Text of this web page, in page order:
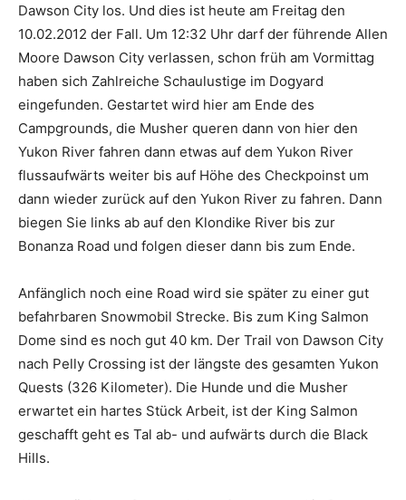
Dawson City los. Und dies ist heute am Freitag den
10.02.2012 der Fall. Um 12:32 Uhr darf der führende Allen
Moore Dawson City verlassen, schon früh am Vormittag
haben sich Zahlreiche Schaulustige im Dogyard
eingefunden. Gestartet wird hier am Ende des
Campgrounds, die Musher queren dann von hier den
Yukon River fahren dann etwas auf dem Yukon River
flussaufwärts weiter bis auf Höhe des Checkpoinst um
dann wieder zurück auf den Yukon River zu fahren. Dann
biegen Sie links ab auf den Klondike River bis zur
Bonanza Road und folgen dieser dann bis zum Ende.
Anfänglich noch eine Road wird sie später zu einer gut
befahrbaren Snowmobil Strecke. Bis zum King Salmon
Dome sind es noch gut 40 km. Der Trail von Dawson City
nach Pelly Crossing ist der längste des gesamten Yukon
Quests (326 Kilometer). Die Hunde und die Musher
erwartet ein hartes Stück Arbeit, ist der King Salmon
geschafft geht es Tal ab- und aufwärts durch die Black
Hills.